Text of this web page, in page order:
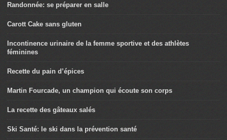
Randonnée: se préparer en salle
Carott Cake sans gluten
Incontinence urinaire de la femme sportive et des athlètes
féminines
Recette du pain d’épices
Martin Fourcade, un champion qui écoute son corps
La recette des gâteaux salés
Ski Santé: le ski dans la prévention santé